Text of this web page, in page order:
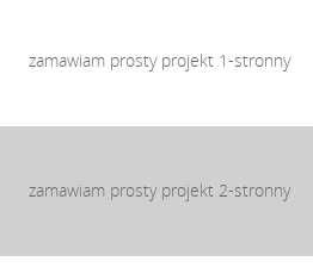
zamawiam prosty projekt 1-stronny
zamawiam prosty projekt 2-stronny